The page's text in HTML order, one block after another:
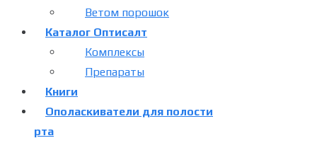
Ветом порошок
Каталог Оптисалт
Комплексы
Препараты
Книги
Ополаскиватели для полости
рта